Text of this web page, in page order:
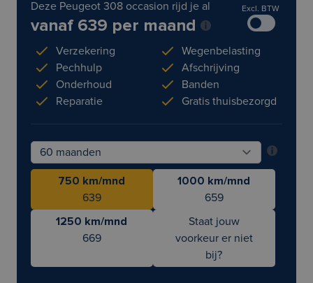
Deze Peugeot 308 occasion rijd je al
vanaf 639 per maand
Excl. BTW
Verzekering
Pechhulp
Onderhoud
Reparatie
Wegenbelasting
Afschrijving
Banden
Gratis thuisbezorgd
750 km/mnd
639
1000 km/mnd
659
1250 km/mnd
669
Staat jouw
voorkeur er niet
bij?